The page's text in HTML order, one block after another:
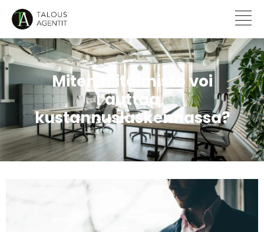
Miten tilitoimisto voi
auttaa
kustannuslaskennassa?